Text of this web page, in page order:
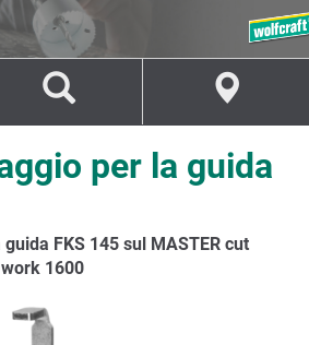
per la guida
FKS 145 sul MASTER cut
1600